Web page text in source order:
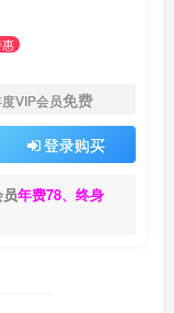
VIP会员免费
登录购买
年费78、终身